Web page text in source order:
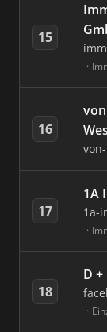
15
16
17
1A
1a-
18
D